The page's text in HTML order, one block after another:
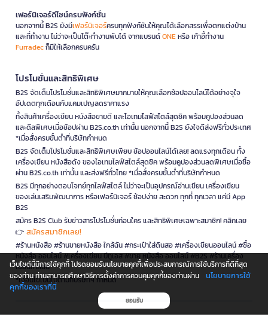
เฟอร์นิเจอร์ดีไซน์ครบฟังก์ชั่น
นอกจากนี้ B2S ยังมีเฟอร์นิเจอร์ครบทุกฟังก์ชันให้คุณได้เลือกสรรเพื่อตกแต่งบ้าน
และที่ทำงาน ไม่ว่าจะเป็นโต๊ะทำงานพับได้ จากแบรนด์ONEหรือ เก้าอี้ทำงาน
Furradecก็มีให้เลือกครบครัน
โปรโมชั่นและสิทธิพิเศษ
B2S จัดเต็มโปรโมชั่นและสิทธิพิเศษมากมายให้คุณเลือกช้อปออนไลน์ได้อย่างจุใจ
อัปเดตทุกเดือนกับแคมเปญลดราคาแรง
ทั้งสินค้าเครื่องเขียน หนังสือขายดี และไอเทมไลฟ์สไตล์สุดชิค พร้อมคูปองส่วนลด
และดีลพิเศษเมื่อช้อปผ่าน B2S.co.th เท่านั้น นอกจากนี้ B2S ยังใจดีส่งฟรีทั่วประเทศ
*เมื่อสั่งครบขั้นต่ำที่บริษัทกำหนด
B2S จัดเต็มโปรโมชั่นและสิทธิพิเศษเพียบ ช้อปออนไลน์ได้เลย! ลดแรงทุกเดือน ทั้ง
เครื่องเขียน หนังสือดัง ของไอเทมไลฟ์สไตล์สุดชิค พร้อมคูปองส่วนลดพิเศษเมื่อซื้อ
ผ่าน B2S.co.th เท่านั้น และส่งฟรีทั่วไทย *เมื่อสั่งครบขั้นต่ำที่บริษัทกำหนด
B2S มีทุกอย่างตอบโจทย์ทุกไลฟ์สไตล์ ไม่ว่าจะเป็นอุปกรณ์อ่านเขียน เครื่องเขียน
ของเล่นเสริมพัฒนาการ หรือเฟอร์นิเจอร์ ช้อปง่าย สะดวก ทุกที่ ทุกเวลา แค่มี App
B2S
สมัคร B2S Club รับข่าวสารโปรโมชั่นก่อนใคร และสิทธิพิเศษเฉพาะสมาชิก! คลิกเลย
👉 สมัครสมาชิกเลย!
#ร้านหนังสือ #ร้านขายหนังสือ ใกล้ฉัน #กระเป๋าใส่ดินสอ #เครื่องเขียนออนไลน์ #ซื้อ
หนังสือ ออนไลน์ #เครื่องเขียน บีทูเอส #ขาย หนังสือ ออนไลน์ #B2S #ร้านเครื่อง
เขียนใกล้ฉัน
*เงื่อนไขเป็นไปตามที่บริษัทฯ กำหนด
เว็บไซต์นี้มีการใช้คุกกี้ โปรดยอมรับนโยบายคุกกี้เพื่อประสบการณ์การใช้บริการที่ดีที่สุด
ของท่าน ท่านสามารถศึกษาวิธีการตั้งค่าการควบคุมคุกกี้ของท่านผ่าน
นโยบายการใช้
คุกกี้ของเราที่นี่
ยอมรับ